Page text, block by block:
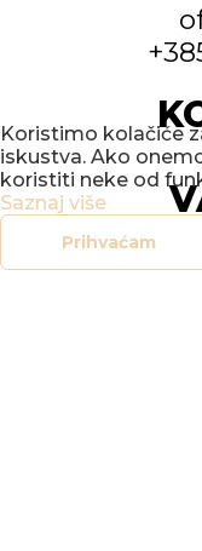
Koristimo kolačiće
iskustva. Ako
koristiti neke od
Saznaj više
Prihvaćam